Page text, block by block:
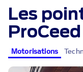
Les
ProCeed
Motorisations